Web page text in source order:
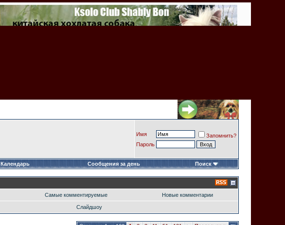
Имя
Запомнить?
Пароль
Календарь Сообщения за день Поиск
Самые комментируемые Новые комментарии
Слайдшоу